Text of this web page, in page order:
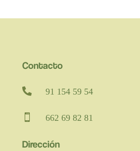
Contacto
 91 154 59 54
 662 69 82 81
Dirección